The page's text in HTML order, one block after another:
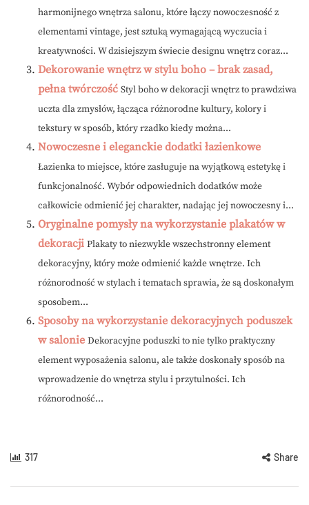
harmonijnego wnętrza salonu, które łączy nowoczesność z
elementami vintage, jest sztuką wymagającą wyczucia i
kreatywności. W dzisiejszym świecie designu wnętrz coraz...
Dekorowanie wnętrz w stylu boho – brak zasad,
pełna twórczość Styl boho w dekoracji wnętrz to prawdziwa
uczta dla zmysłów, łącząca różnorodne kultury, kolory i
tekstury w sposób, który rzadko kiedy można...
Nowoczesne i eleganckie dodatki łazienkowe
Łazienka to miejsce, które zasługuje na wyjątkową estetykę i
funkcjonalność. Wybór odpowiednich dodatków może
całkowicie odmienić jej charakter, nadając jej nowoczesny i...
Oryginalne pomysły na wykorzystanie plakatów w
dekoracji Plakaty to niezwykle wszechstronny element
dekoracyjny, który może odmienić każde wnętrze. Ich
różnorodność w stylach i tematach sprawia, że są doskonałym
sposobem...
Sposoby na wykorzystanie dekoracyjnych poduszek
w salonie Dekoracyjne poduszki to nie tylko praktyczny
element wyposażenia salonu, ale także doskonały sposób na
wprowadzenie do wnętrza stylu i przytulności. Ich
różnorodność...
317 Share